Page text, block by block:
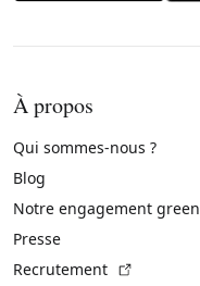
À propos
Qui sommes-nous ?
Blog
Notre engagement green
Presse
Recrutement